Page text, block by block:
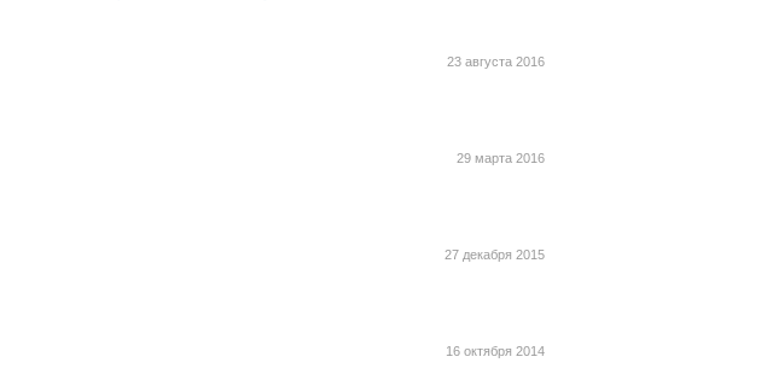
23 августа 2016
29 марта 2016
27 декабря 2015
16 октября 2014